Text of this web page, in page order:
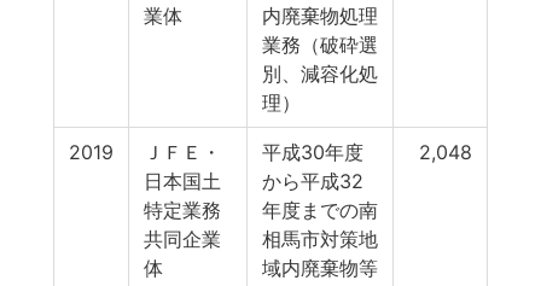
業体
内廃棄物処理
業務（破砕選
別、減容化処
理）
2019
ＪＦＥ・
日本国土
特定業務
共同企業
体
平成30年度
から平成32
年度までの南
相馬市対策地
域内廃棄物等
2,048